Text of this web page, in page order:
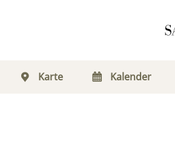
Karte Kalender